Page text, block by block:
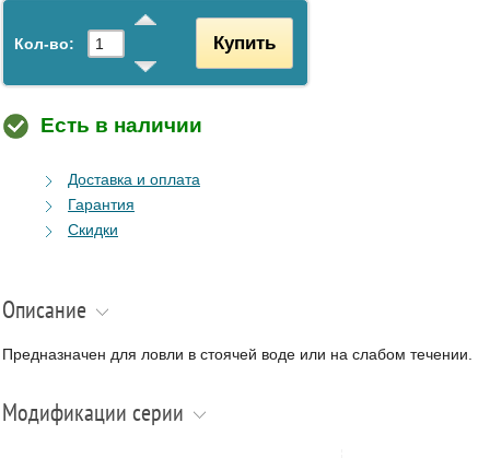
Кол-во: Купить
Есть в наличии
Доставка и оплата
Гарантия
Скидки
Описание
Предназначен для ловли в стоячей воде или на слабом течении.
Модификации серии